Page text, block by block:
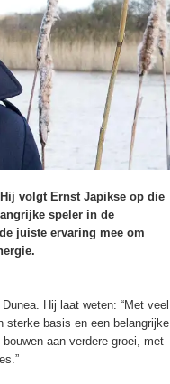
volgt Ernst Japikse op die
speler in de
juiste ervaring mee om
Hij laat weten: “Met veel
sterke basis en een belangrijke
aan verdere groei, met